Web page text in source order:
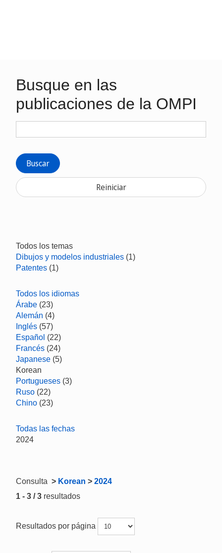
Busque en las
publicaciones de la OMPI
Buscar
Reiniciar
Todos los temas
Dibujos y modelos industriales (1)
Patentes (1)
Todos los idiomas
Árabe (23)
Alemán (4)
Inglés (57)
Español (22)
Francés (24)
Japanese (5)
Korean
Portugueses (3)
Ruso (22)
Chino (23)
Todas las fechas
2024
Consulta > Korean > 2024
1 - 3 / 3 resultados
Resultados por página